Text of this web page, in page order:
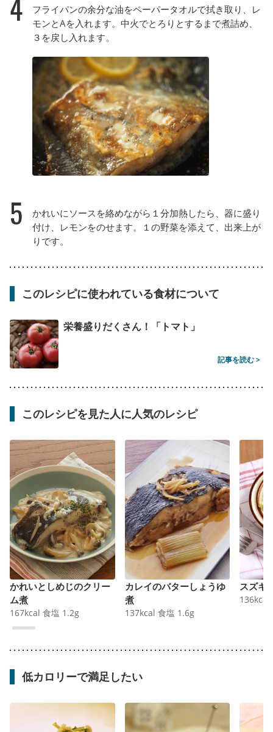
4
フライパンの余分な油をペーパータオルで拭き取り、レ
モンとAを入れます。中火でとろりとするまで煮詰め、
３を戻し入れます。
5
かれいにソースを絡めながら１分加熱したら、器に盛り
付け、レモンをのせます。１の野菜を添えて、出来上が
りです。
このレシピに使われている食材について
栄養盛りだくさん！「トマト」
記事を読む >
このレシピを見た人に人気のレシピ
かれいとしめじのクリー
ム煮
167kcal 食塩 1.2g
カレイのバターしょうゆ
煮
137kcal 食塩 1.6g
スズキ
136kcal
低カロリーで満足したい